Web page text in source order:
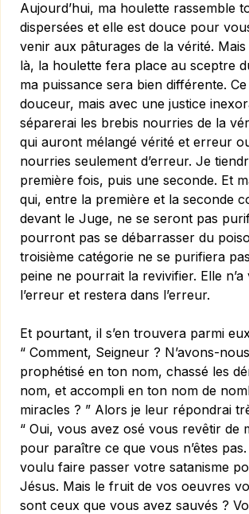
Aujourd’hui, ma houlette rassemble
dispersées et elle est douce pour
venir aux pâturages de la vérité.
là, la houlette fera place au sceptre
ma puissance sera bien différente. Ce
douceur, mais avec une justice
séparerai les brebis nourries de la
qui auront mélangé vérité et erreur
nourries seulement d’erreur. Je
première fois, puis une seconde. Et
qui, entre la première et la seconde
devant le Juge, ne se seront pas
pourront pas se débarrasser du
troisième catégorie ne se purifiera
peine ne pourrait la revivifier. Elle
l’erreur et restera dans l’erreur.
Et pourtant, il s’en trouvera parmi
“ Comment, Seigneur ? N’avons-
prophétisé en ton nom, chassé les
nom, et accompli en ton nom de
miracles ? ” Alors je leur répondrai
“ Oui, vous avez osé vous revêtir de
pour paraître ce que vous n’êtes
voulu faire passer votre satanisme
Jésus. Mais le fruit de vos oeuvres
sont ceux que vous avez sauvés ?